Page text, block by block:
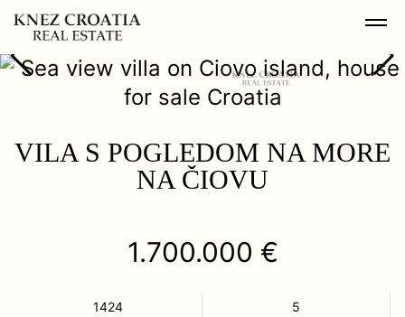
VILA S POGLEDOM NA MORE
NA ČIOVU
1.700.000 €
1424
5